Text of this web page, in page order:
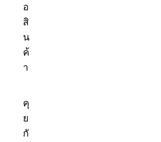
อ
สิ
น
ค้
า
คุ
ย
กั